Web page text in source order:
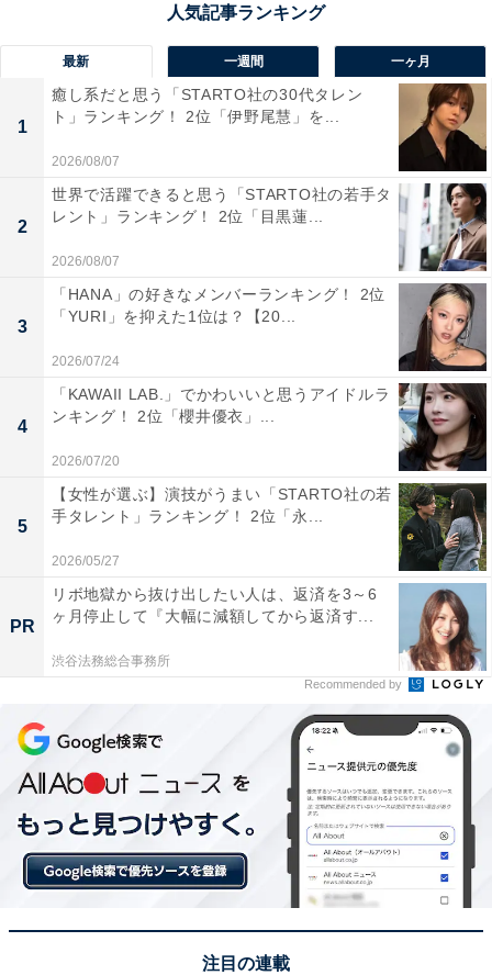
に、グローバルリーダーを育む「日吉協育モデル」とい
う教育を実践しています。
塾員と呼ばれる卒業生の活躍も目覚ましく、母校とのつ
ながりを大切にしているため人脈も強固。石破茂首相や
嵐の櫻井翔さんも同校出身です。
回答コメントでは「幼稚舎上がりではなく、中学から入
学している人は特にスゴイと思います」(40代女性／埼玉
県)、「慶応義塾大学への進学者が多く、学力の高い学生
が多いという印象があるため」(50代男性／千葉県)、
「慶應のブランドがあるから」(30代男性／群馬県)など
の声が集まりました。
※回答コメントは原文ママです
この記事の筆者：くま なかこ プロフィール
編集プロダクション出身のフリーランスエディター。編
集・執筆・校閲・SNS運用担当として月間120本以上の
コンテンツ制作に携わっています。得意なジャンルはラ
イフスタイル・金融・育児・エンタメ関連。
次ページ
8位までの全ランキング結果を見
最新 一週間 一ヶ月
1
癒し系だと思う「STARTO社の30代タレン
ト」ランキング！ 2位「伊野尾慧」を...
2026/08/07
2
世界で活躍できると思う「STARTO社の若手タ
レント」ランキング！ 2位「目黒蓮...
2026/08/07
3
「HANA」の好きなメンバーランキング！ 2位
「YURI」を抑えた1位は？【20...
2026/07/24
4
「KAWAII LAB.」でかわいいと思うアイドルラ
ンキング！ 2位「櫻井優衣」...
2026/07/20
5
【女性が選ぶ】演技がうまい「STARTO社の若
手タレント」ランキング！ 2位「永...
2026/05/27
PR
リボ地獄から抜け出したい人は、返済を3～6
ヶ月停止して『大幅に減額してから返済す...
渋谷法務総合事務所
Recommended by
注目の連載